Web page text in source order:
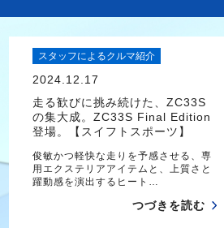
スタッフによるクルマ紹介
2024.12.17
走る歓びに挑み続けた、ZC33S
の集大成。ZC33S Final Edition
登場。【スイフトスポーツ】
俊敏かつ軽快な走りを予感させる、専
用エクステリアアイテムと、上質さと
躍動感を演出するヒート…
つづきを読む